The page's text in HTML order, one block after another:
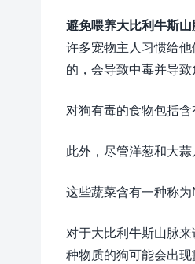
避免喂养大比利牛斯
许多宠物主人习惯给
的，会导致中毒并导致
对狗有毒的食物包括
此外，尽管洋葱和大
这些蔬菜含有一种称
对于大比利牛斯山脉
种物质的狗可能会出现